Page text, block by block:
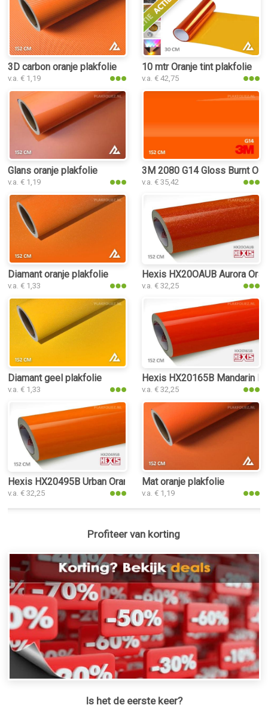
3D carbon oranje plakfolie
v.a. € 1,19
10 mtr Oranje tint plakfolie
v.a. € 42,75
Glans oranje plakfolie
v.a. € 1,19
3M 2080 G14 Gloss Burnt
v.a. € 35,42
Diamant oranje plakfolie
v.a. € 1,33
Hexis HX20OAUB Aurora
v.a. € 32,25
Diamant geel plakfolie
v.a. € 1,33
Hexis HX20165B Mandarin
v.a. € 32,25
Hexis HX20495B Urban Orange Gloss plakfolie
v.a. € 32,25
Mat oranje plakfolie
v.a. € 1,19
Profiteer van korting
Is het de eerste keer?